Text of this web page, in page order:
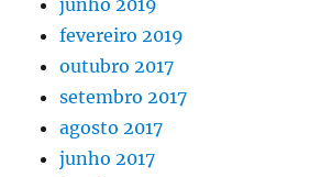
junho 2019
fevereiro 2019
outubro 2017
setembro 2017
agosto 2017
junho 2017